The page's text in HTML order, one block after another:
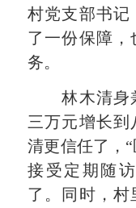
村党支部书记
了一份保障，
务。
林木清身兼
三万元增长到
清更信任了，“
接受定期随
了。同时，村